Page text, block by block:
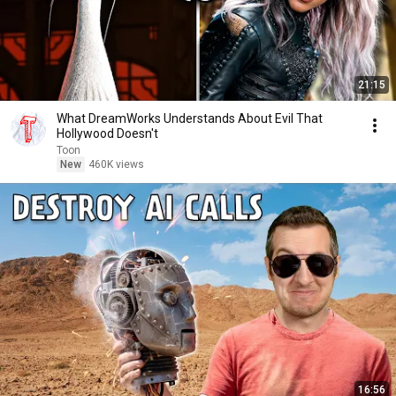
21:15
What DreamWorks Understands About Evil That
Hollywood Doesn't
Toon
New
460K views
16:56